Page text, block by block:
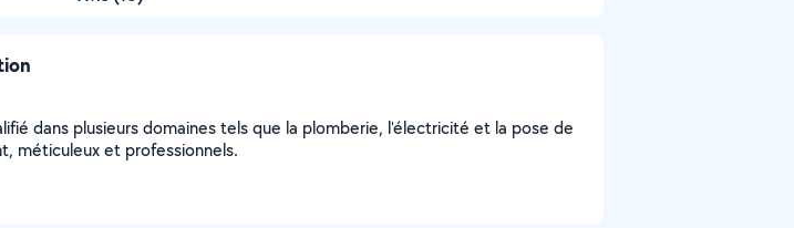
dans plusieurs domaines tels que la plomberie, l'électricité et la pose de
méticuleux et professionnels.